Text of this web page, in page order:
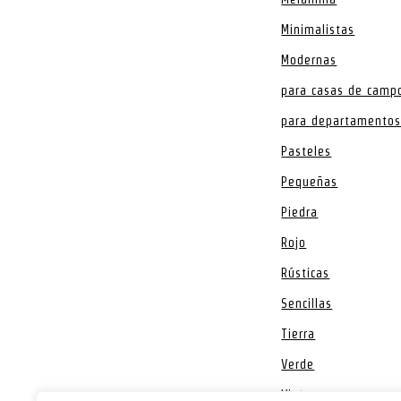
Minimalistas
Modernas
para casas de
para departamentos
Pasteles
Pequeñas
Piedra
Rojo
Rústicas
Sencillas
Tierra
Verde
Vintage